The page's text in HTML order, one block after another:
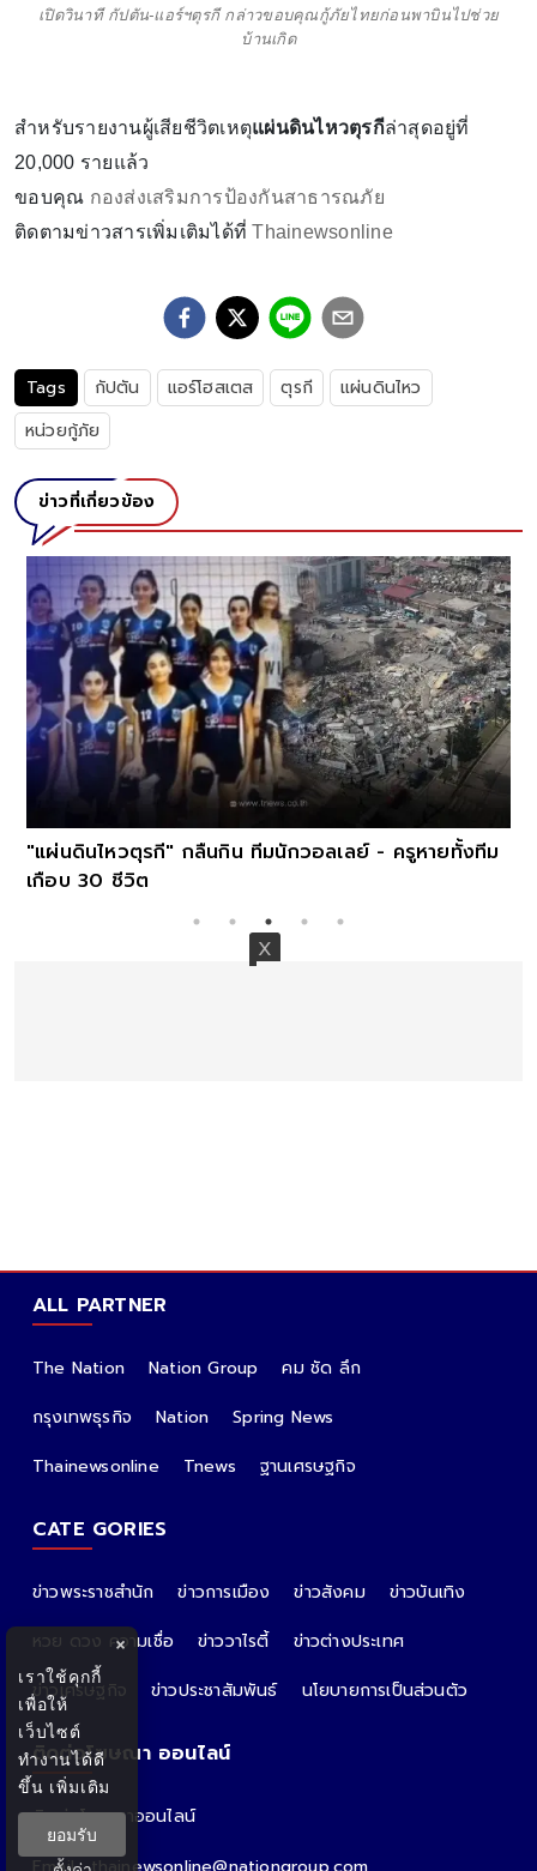
เปิดวินาที กัปตัน-แอร์ฯตุรกี กล่าวขอบคุณกู้ภัยไทยก่อนพาบินไปช่วย
บ้านเกิด
สำหรับรายงานผู้เสียชีวิตเหตุแผ่นดินไหวตุรกีล่าสุดอยู่ที่
20,000 รายแล้ว
ขอบคุณ กองส่งเสริมการป้องกันสาธารณภัย
ติดตามข่าวสารเพิ่มเติมได้ที่Thainewsonline
Tags กัปตัน แอร์โฮสเตส ตุรกี
แผ่นดินไหว
หน่วยกู้ภัย
ข่าวที่เกี่ยวข้อง
"แผ่นดินไหวตุรกี" กลืนกิน ทีมนักวอลเลย์ - ครูหายทั้งทีม
เกือบ 30 ชีวิต
ALL PARTNER
The Nation Nation Group
คม ชัด ลึก
กรุงเทพธุรกิจ
Nation
Spring News
Thainewsonline
Tnews ฐานเศรษฐกิจ
CATE GORIES
ข่าวพระราชสำนัก ข่าวการเมือง ข่าวสังคม
ข่าวบันเทิง
หวย ดวง ความเชื่อ
ข่าววาไรตี้
ข่าวต่างประเทศ
ข่าวเศรษฐกิจ
ข่าวประชาสัมพันธ์ นโยบายการเป็นส่วนตัว
ติดต่อโฆษณา ออนไลน์
ติดต่อโฆษณาออนไลน์
คุณอ้อ
×
เราใช้คุกกี้
เพื่อให้
เว็บไซต์
ทำงานได้ดี
ขึ้น เพิ่มเติม
ยอมรับ